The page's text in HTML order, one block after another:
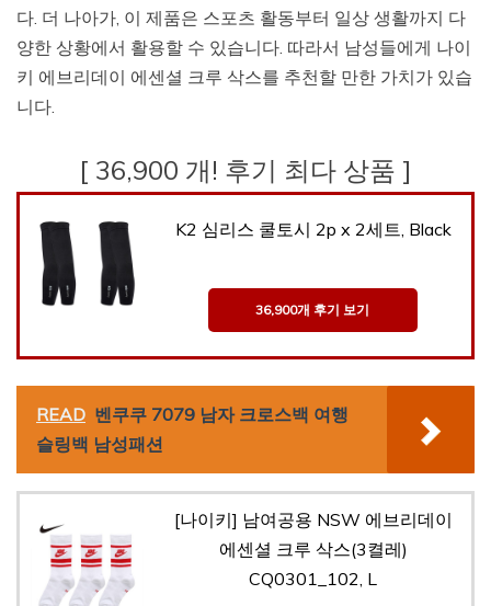
다. 더 나아가, 이 제품은 스포츠 활동부터 일상 생활까지 다
양한 상황에서 활용할 수 있습니다. 따라서 남성들에게 나이
키 에브리데이 에센셜 크루 삭스를 추천할 만한 가치가 있습
니다.
[ 36,900 개! 후기 최다 상품 ]
K2 심리스 쿨토시 2p x 2세트, Black
36,900개 후기 보기
READ 벤쿠쿠 7079 남자 크로스백 여행
슬링백 남성패션
[나이키] 남여공용 NSW 에브리데이
에센셜 크루 삭스(3켤레)
CQ0301_102, L